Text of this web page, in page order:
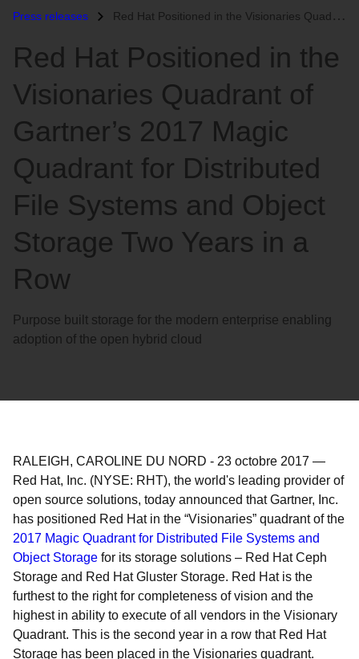
Press releases Red Hat Positioned in the Visionaries Quadrant of Gartner’s 2017 Magic...
Red Hat Positioned in the
Visionaries Quadrant of
Gartner’s 2017 Magic
Quadrant for Distributed
File Systems and Object
Storage Two Years in a
Row
Purpose built storage for the modern enterprise enabling
adoption of the open hybrid cloud
RALEIGH, CAROLINE DU NORD - 23 octobre 2017 —
Red Hat, Inc. (NYSE: RHT), the world's leading provider of
open source solutions, today announced that Gartner, Inc.
has positioned Red Hat in the “Visionaries” quadrant of the
2017 Magic Quadrant for Distributed File Systems and
Object Storage for its storage solutions – Red Hat Ceph
Storage and Red Hat Gluster Storage. Red Hat is the
furthest to the right for completeness of vision and the
highest in ability to execute of all vendors in the Visionary
Quadrant. This is the second year in a row that Red Hat
Storage has been placed in the Visionaries quadrant.